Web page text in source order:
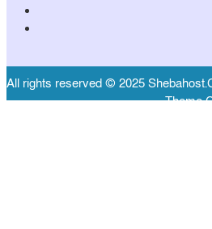
All rights reserved © 2025
Theme